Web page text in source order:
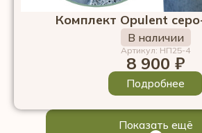
Комплект Opulent
В наличии
Артикул: НП25-4
8 900 ₽
Подробнее
Показать ещё